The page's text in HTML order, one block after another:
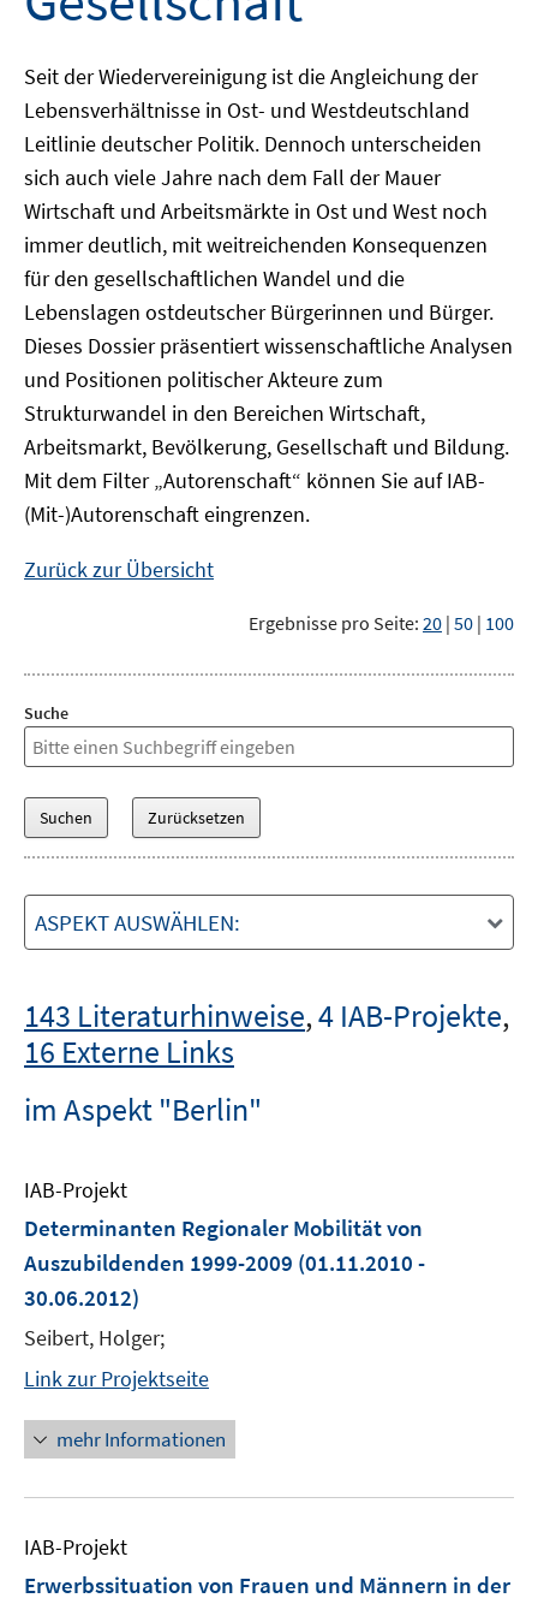
Seit der Wiedervereinigung ist die Angleichung der
Lebensverhältnisse in Ost- und Westdeutschland
Leitlinie deutscher Politik. Dennoch unterscheiden
sich auch viele Jahre nach dem Fall der Mauer
Wirtschaft und Arbeitsmärkte in Ost und West noch
immer deutlich, mit weitreichenden Konsequenzen
für den gesellschaftlichen Wandel und die
Lebenslagen ostdeutscher Bürgerinnen und Bürger.
Dieses Dossier präsentiert wissenschaftliche Analysen
und Positionen politischer Akteure zum
Strukturwandel in den Bereichen Wirtschaft,
Arbeitsmarkt, Bevölkerung, Gesellschaft und Bildung.
Mit dem Filter „Autorenschaft“ können Sie auf IAB-
(Mit-)Autorenschaft eingrenzen.
Zurück zur Übersicht
Ergebnisse pro Seite: 20 | 50 | 100
Suche
ASPEKT AUSWÄHLEN:
143 Literaturhinweise,4 IAB-Projekte,
16 Externe Links
im Aspekt "Berlin"
IAB-Projekt
Determinanten Regionaler Mobilität von
Auszubildenden 1999-2009 (01.11.2010 -
30.06.2012)
Seibert, Holger;
Link zur Projektseite
mehr Informationen
IAB-Projekt
Erwerbssituation von Frauen und Männern in der